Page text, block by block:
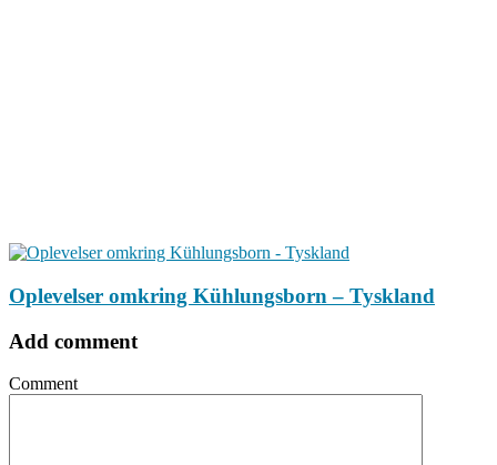
Oplevelser omkring Kühlungsborn – Tyskland
Add comment
Comment